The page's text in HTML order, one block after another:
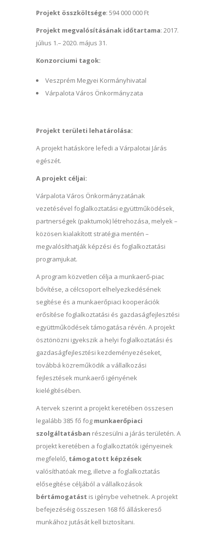
Projekt összköltsége: 594 000 000 Ft
Projekt megvalósításának időtartama: 2017.
július 1.– 2020. május 31.
Konzorciumi tagok:
Veszprém Megyei Kormányhivatal
Várpalota Város Önkormányzata
Projekt területi lehatárolása:
A projekt hatásköre lefedi a Várpalotai Járás
egészét.
A projekt céljai:
Várpalota Város Önkormányzatának
vezetésével foglalkoztatási együttműködések,
partnerségek (paktumok) létrehozása, melyek –
közösen kialakított stratégia mentén –
megvalósíthatják képzési és foglalkoztatási
programjukat.
A program közvetlen célja a munkaerő-piac
bővítése, a célcsoport elhelyezkedésének
segítése és a munkaerőpiaci kooperációk
erősítése foglalkoztatási és gazdaságfejlesztési
együttműködések támogatása révén. A projekt
ösztönözni igyekszik a helyi foglalkoztatási és
gazdaságfejlesztési kezdeményezéseket,
továbbá közreműködik a vállalkozási
fejlesztések munkaerő igényének
kielégítésében.
A tervek szerint a projekt keretében összesen
legalább 385 fő fog munkaerőpiaci
szolgáltatásban részesülni a járás területén. A
projekt keretében a foglalkoztatók igényeinek
megfelelő, támogatott képzések
valósíthatóak meg, illetve a foglalkoztatás
elősegítése céljából a vállalkozások
bértámogatást is igénybe vehetnek. A projekt
befejezéséig összesen 168 fő álláskereső
munkához jutását kell biztosítani.